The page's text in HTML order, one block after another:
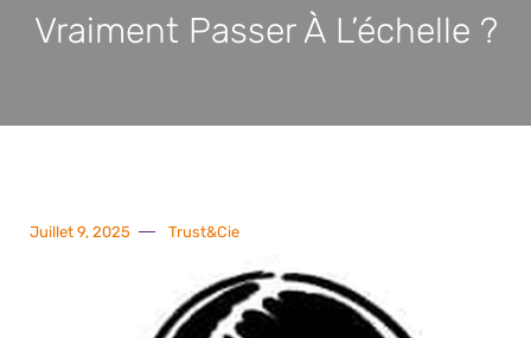
Vraiment Passer À L’échelle ?
Juillet 9, 2025 Trust&Cie